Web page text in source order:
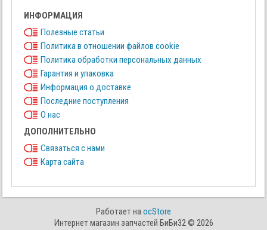
ИНФОРМАЦИЯ
Полезные статьи
Политика в отношении файлов cookie
Политика обработки персональных данных
Гарантия и упаковка
Информация о доставке
Последние поступления
О нас
ДОПОЛНИТЕЛЬНО
Связаться с нами
Карта сайта
Работает наocStore
Интернет магазин запчастей БиБи32 © 2026